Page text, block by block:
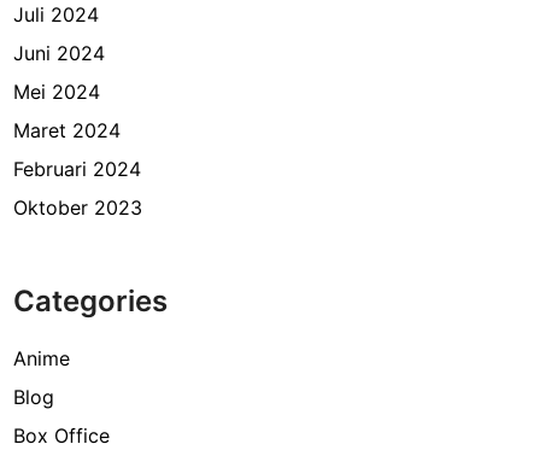
Juli 2024
Juni 2024
Mei 2024
Maret 2024
Februari 2024
Oktober 2023
Categories
Anime
Blog
Box Office